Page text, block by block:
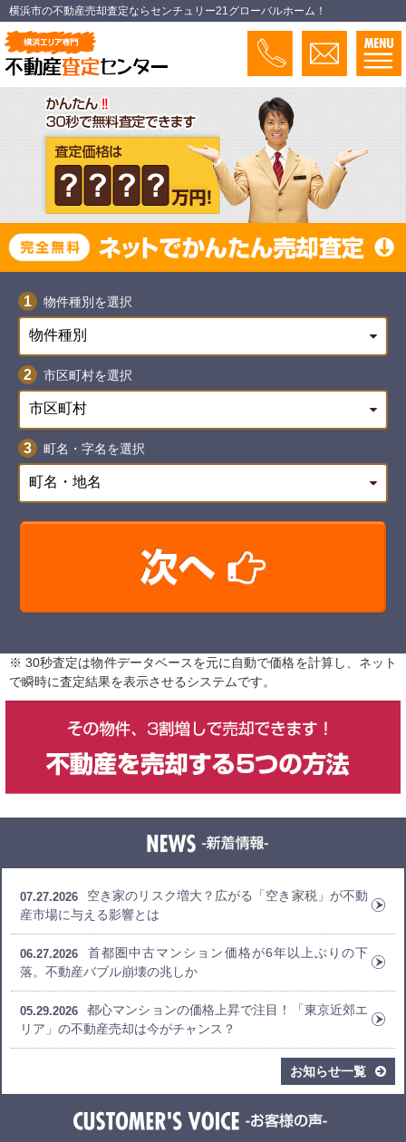
横浜市の不動産売却査定ならセンチュリー21グローバルホーム！
物件種別を選択
市区町村を選択
町名・字名を選択
※ 30秒査定は物件データベースを元に自動で価格を計算し、ネット
で瞬時に査定結果を表示させるシステムです。
07.27.2026
空き家のリスク増大？広がる「空き家税」が不動
産市場に与える影響とは
06.27.2026
首都圏中古マンション価格が6年以上ぶりの下
落。不動産バブル崩壊の兆しか
05.29.2026
都心マンションの価格上昇で注目！「東京近郊エ
リア」の不動産売却は今がチャンス？
お知らせ一覧